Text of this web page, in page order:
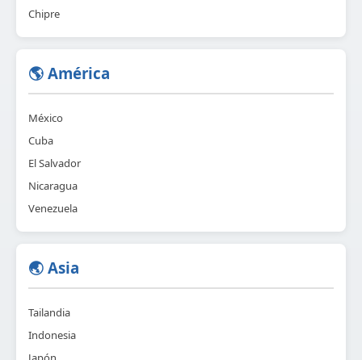
Chipre
🌎 América
México
Cuba
El Salvador
Nicaragua
Venezuela
🌏 Asia
Tailandia
Indonesia